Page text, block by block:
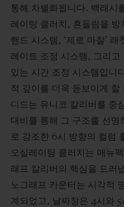
통해 차별화됩니다. 백래시
레이팅 클러치, 흔들림을 방
핸드 시스템, ‘제로 마찰’
레이트 조정 시스템, 그리고
있는 시간 조정 시스템입니
적 깊이를 더욱 돋보이게
디드는 유니코 칼리버를 중
대비를 통해 그 구조를 선명
로 강조한 6시 방향의 컬럼
오실레이팅 클러치는 매뉴
래프 칼리버의 핵심을 드러
노그래프 카운터는 시각적
계되었고, 날짜창은 4시와